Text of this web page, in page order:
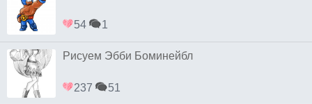
54 1
Рисуем Эбби Боминейбл
237 51